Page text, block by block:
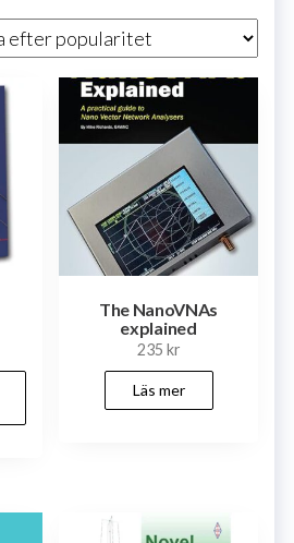
efter
popularitet
The NanoVNAs
explained
235 kr
Läs mer